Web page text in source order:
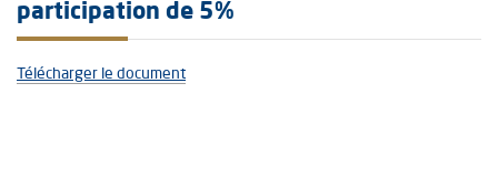
participation de 5%
Télécharger le document